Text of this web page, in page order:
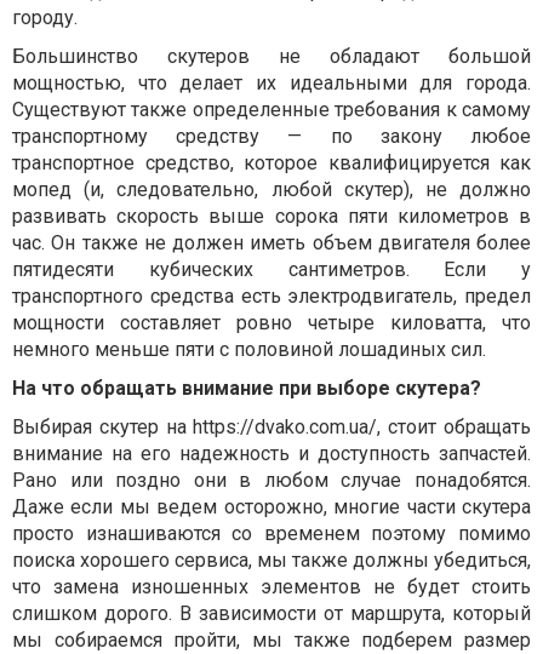
городу.
Большинство скутеров не обладают большой
мощностью, что делает их идеальными для города.
Существуют также определенные требования к самому
транспортному средству — по закону любое
транспортное средство, которое квалифицируется как
мопед (и, следовательно, любой скутер), не должно
развивать скорость выше сорока пяти километров в
час. Он также не должен иметь объем двигателя более
пятидесяти кубических сантиметров. Если у
транспортного средства есть электродвигатель, предел
мощности составляет ровно четыре киловатта, что
немного меньше пяти с половиной лошадиных сил.
На что обращать внимание при выборе скутера?
Выбирая скутер на https://dvako.com.ua/, стоит обращать
внимание на его надежность и доступность запчастей.
Рано или поздно они в любом случае понадобятся.
Даже если мы ведем осторожно, многие части скутера
просто изнашиваются со временем поэтому помимо
поиска хорошего сервиса, мы также должны убедиться,
что замена изношенных элементов не будет стоить
слишком дорого. В зависимости от маршрута, который
мы собираемся пройти, мы также подберем размер